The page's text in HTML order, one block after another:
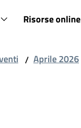
Risorse online
/ Aprile 2026